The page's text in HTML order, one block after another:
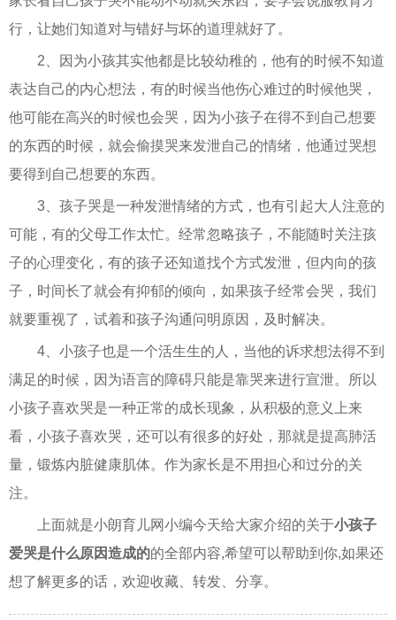
行，让她们知道对与错好与坏的道理就好了。
2、因为小孩其实他都是比较幼稚的，他有的时候不知道
表达自己的内心想法，有的时候当他伤心难过的时候他哭，
他可能在高兴的时候也会哭，因为小孩子在得不到自己想要
的东西的时候，就会偷摸哭来发泄自己的情绪，他通过哭想
要得到自己想要的东西。
3、孩子哭是一种发泄情绪的方式，也有引起大人注意的
可能，有的父母工作太忙。经常忽略孩子，不能随时关注孩
子的心理变化，有的孩子还知道找个方式发泄，但内向的孩
子，时间长了就会有抑郁的倾向，如果孩子经常会哭，我们
就要重视了，试着和孩子沟通问明原因，及时解决。
4、小孩子也是一个活生生的人，当他的诉求想法得不到
满足的时候，因为语言的障碍只能是靠哭来进行宣泄。所以
小孩子喜欢哭是一种正常的成长现象，从积极的意义上来
看，小孩子喜欢哭，还可以有很多的好处，那就是提高肺活
量，锻炼内脏健康肌体。作为家长是不用担心和过分的关
注。
上面就是小朗育儿网小编今天给大家介绍的关于小孩子
爱哭是什么原因造成的的全部内容,希望可以帮助到你,如果还
想了解更多的话，欢迎收藏、转发、分享。